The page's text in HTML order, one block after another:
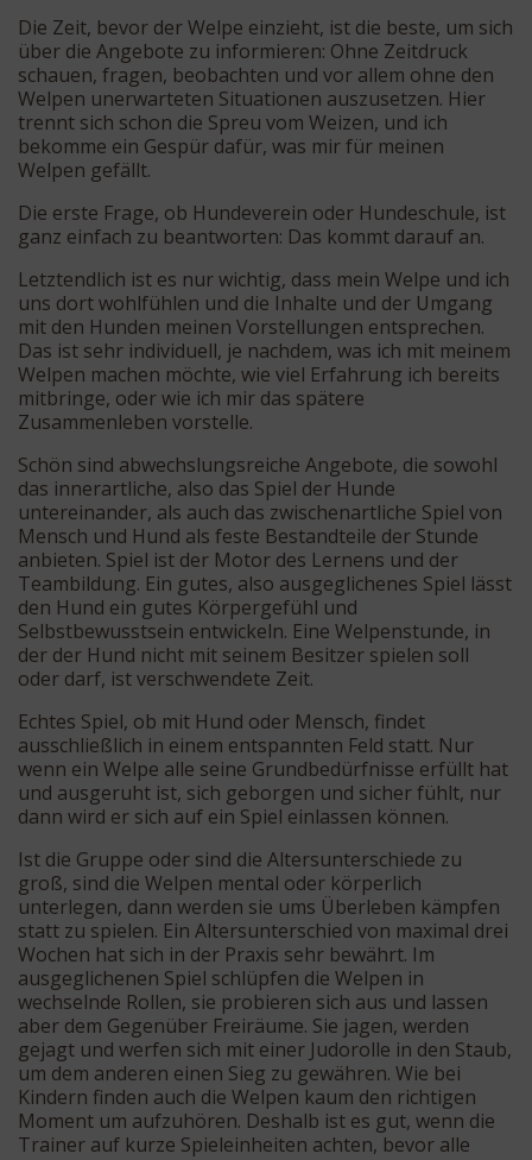
Die Zeit, bevor der Welpe einzieht, ist die beste, um sich
über die Angebote zu informieren: Ohne Zeitdruck
schauen, fragen, beobachten und vor allem ohne den
Welpen unerwarteten Situationen auszusetzen. Hier
trennt sich schon die Spreu vom Weizen, und ich
bekomme ein Gespür dafür, was mir für meinen
Welpen gefällt.
Die erste Frage, ob Hundeverein oder Hundeschule, ist
ganz einfach zu beantworten: Das kommt darauf an.
Letztendlich ist es nur wichtig, dass mein Welpe und ich
uns dort wohlfühlen und die Inhalte und der Umgang
mit den Hunden meinen Vorstellungen entsprechen.
Das ist sehr individuell, je nachdem, was ich mit meinem
Welpen machen möchte, wie viel Erfahrung ich bereits
mitbringe, oder wie ich mir das spätere
Zusammenleben vorstelle.
Schön sind abwechslungsreiche Angebote, die sowohl
das innerartliche, also das Spiel der Hunde
untereinander, als auch das zwischenartliche Spiel von
Mensch und Hund als feste Bestandteile der Stunde
anbieten. Spiel ist der Motor des Lernens und der
Teambildung. Ein gutes, also ausgeglichenes Spiel lässt
den Hund ein gutes Körpergefühl und
Selbstbewusstsein entwickeln. Eine Welpenstunde, in
der der Hund nicht mit seinem Besitzer spielen soll
oder darf, ist verschwendete Zeit.
Echtes Spiel, ob mit Hund oder Mensch, findet
ausschließlich in einem entspannten Feld statt. Nur
wenn ein Welpe alle seine Grundbedürfnisse erfüllt hat
und ausgeruht ist, sich geborgen und sicher fühlt, nur
dann wird er sich auf ein Spiel einlassen können.
Ist die Gruppe oder sind die Altersunterschiede zu
groß, sind die Welpen mental oder körperlich
unterlegen, dann werden sie ums Überleben kämpfen
statt zu spielen. Ein Altersunterschied von maximal drei
Wochen hat sich in der Praxis sehr bewährt. Im
ausgeglichenen Spiel schlüpfen die Welpen in
wechselnde Rollen, sie probieren sich aus und lassen
aber dem Gegenüber Freiräume. Sie jagen, werden
gejagt und werfen sich mit einer Judorolle in den Staub,
um dem anderen einen Sieg zu gewähren. Wie bei
Kindern finden auch die Welpen kaum den richtigen
Moment um aufzuhören. Deshalb ist es gut, wenn die
Trainer auf kurze Spieleinheiten achten, bevor alle